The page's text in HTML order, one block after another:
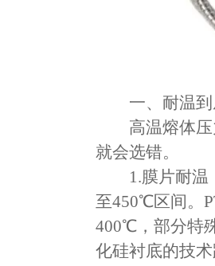
一、耐温到
高温熔体压力
就会选错。
1.膜片耐温：
至450℃区间。
400℃，部分特
化硅衬底的技